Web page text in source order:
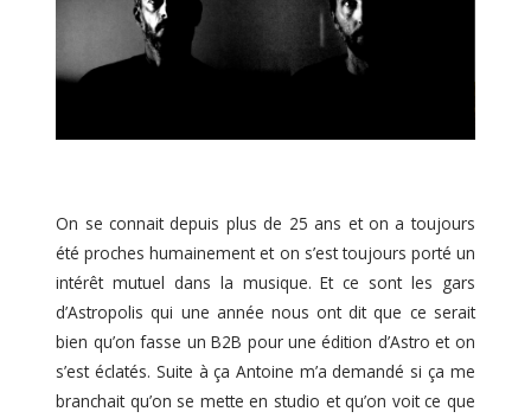
On se connait depuis plus de 25 ans et on a toujours
été proches humainement et on s’est toujours porté un
intérêt mutuel dans la musique. Et ce sont les gars
d’Astropolis qui une année nous ont dit que ce serait
bien qu’on fasse un B2B pour une édition d’Astro et on
s’est éclatés. Suite à ça Antoine m’a demandé si ça me
branchait qu’on se mette en studio et qu’on voit ce que